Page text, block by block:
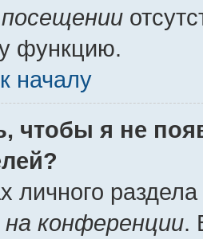
функцию.
началу
чтобы я не
личного
конференции.